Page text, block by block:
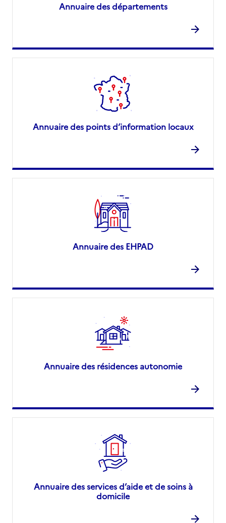
Annuaire des départements
Annuaire des points d’information locaux
Annuaire des EHPAD
Annuaire des résidences autonomie
Annuaire des services d’aide et de soins à
domicile